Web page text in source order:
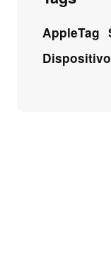
AppleTag